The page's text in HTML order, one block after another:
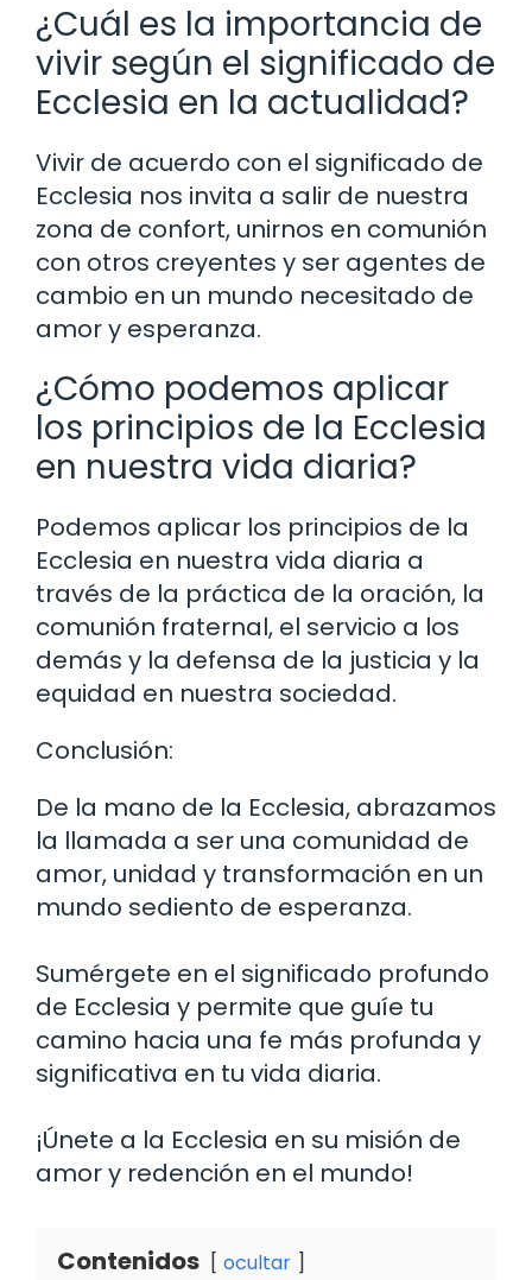
¿Cuál es la importancia de
vivir según el significado de
Ecclesia en la actualidad?
Vivir de acuerdo con el significado de
Ecclesia nos invita a salir de nuestra
zona de confort, unirnos en comunión
con otros creyentes y ser agentes de
cambio en un mundo necesitado de
amor y esperanza.
¿Cómo podemos aplicar
los principios de la Ecclesia
en nuestra vida diaria?
Podemos aplicar los principios de la
Ecclesia en nuestra vida diaria a
través de la práctica de la oración, la
comunión fraternal, el servicio a los
demás y la defensa de la justicia y la
equidad en nuestra sociedad.
Conclusión:
De la mano de la Ecclesia, abrazamos
la llamada a ser una comunidad de
amor, unidad y transformación en un
mundo sediento de esperanza.
Sumérgete en el significado profundo
de Ecclesia y permite que guíe tu
camino hacia una fe más profunda y
significativa en tu vida diaria.
¡Únete a la Ecclesia en su misión de
amor y redención en el mundo!
Contenidos ocultar